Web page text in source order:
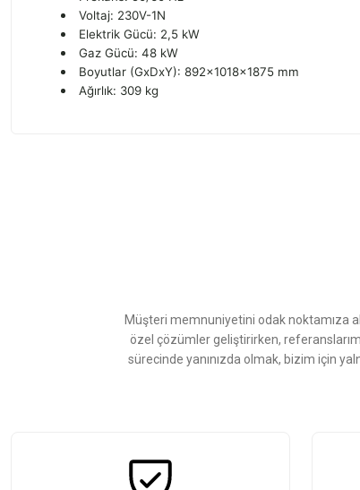
Voltaj: 230V-1N
Elektrik Gücü: 2,5 kW
Gaz Gücü: 48 kW
Boyutlar (GxDxY): 892x1018x1875 mm
Ağırlık: 309 kg
Bu ürüne benzer farklı alternatifler olmalı.
Müşteri memnuniyetini odak noktamıza
özel çözümler geliştirirken,
sürecinde yanınızda olmak, bizim için